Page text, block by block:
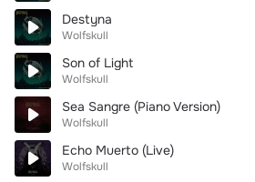
Destyna
Wolfskull
Son of Light
Wolfskull
Sea Sangre (Piano Version)
Wolfskull
Echo Muerto (Live)
Wolfskull